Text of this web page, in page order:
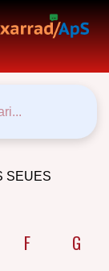
SEUES
F G